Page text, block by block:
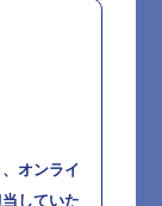
オンライ
していた